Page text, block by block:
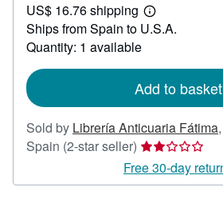
37.17
US$ 16.76 shipping
Learn
more
Ships from Spain to U.S.A.
Quantity: 1 available
Add to basket
Sold by Librería Anticuaria Fátima,
Spain (2-star seller) Seller
rating
2
Free 30-day